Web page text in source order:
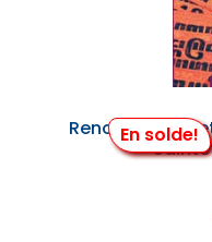
En solde!
Renoncement